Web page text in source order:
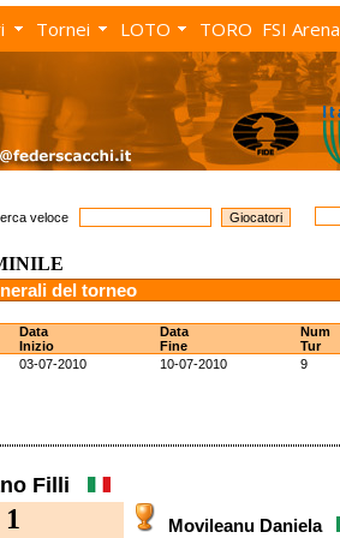
Tornei LOTO TORO FSI Arena
veloce
del torneo
Data
Inizio
Data
Fine
Num
Tur
03-07-2010 10-07-2010 9
Filli
1 Movileanu Daniela